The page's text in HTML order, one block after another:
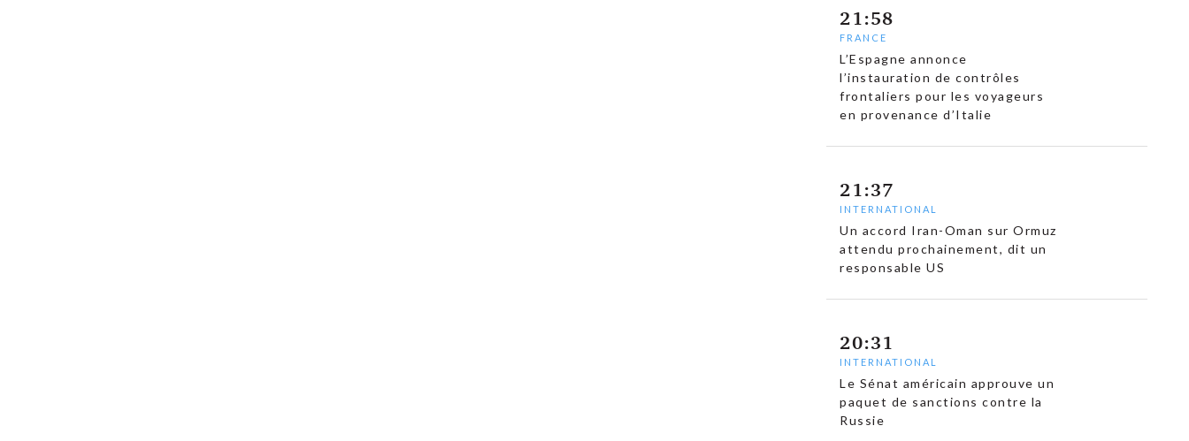
21:58
FRANCE
L’Espagne annonce
l’instauration de contrôles
frontaliers pour les voyageurs
en provenance d’Italie
21:37
INTERNATIONAL
Un accord Iran-Oman sur Ormuz
attendu prochainement, dit un
responsable US
20:31
INTERNATIONAL
Le Sénat américain approuve un
paquet de sanctions contre la
Russie